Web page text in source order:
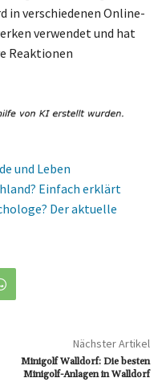
in verschiedenen Online-
verwendet und hat
Reaktionen
und Leben
Einfach erklärt
Der aktuelle
Nächster Artikel
Minigolf Walldorf: Die besten
Minigolf-Anlagen in Walldorf